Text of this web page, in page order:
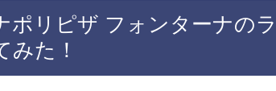
ポリピザ フォンターナの
みた！